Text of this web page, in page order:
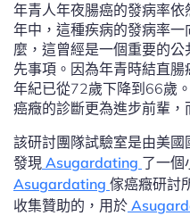
年青人年夜腸癌的發病率
年中，這種疾病的發病率
麼，這曾經是一個重要的
先事項。因為年青時結直
年紀已從72歲下降到66歲
癌癥的診斷更為進步前輩，
該研討團隊試驗室是由美
發現 Asugardating 了一個
Asugardating 傢癌癥研討
收集贊助的，用於